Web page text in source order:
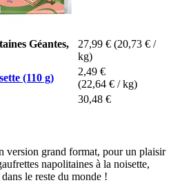
Géantes,
27,99 € (20,73 € /
kg)
(110 g)
2,49 €
(22,64 € / kg)
30,48 €
version grand format, pour un plaisir
napolitaines à la noisette,
le reste du monde !